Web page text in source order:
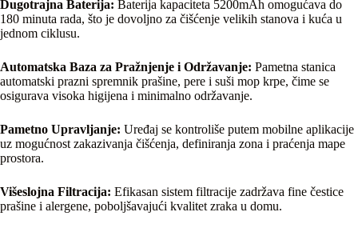
Dugotrajna Baterija: Baterija kapaciteta 5200mAh omogućava do
180 minuta rada, što je dovoljno za čišćenje velikih stanova i kuća u
jednom ciklusu.
Automatska Baza za Pražnjenje i Održavanje: Pametna stanica
automatski prazni spremnik prašine, pere i suši mop krpe, čime se
osigurava visoka higijena i minimalno održavanje.
Pametno Upravljanje: Uređaj se kontroliše putem mobilne aplikacije
uz mogućnost zakazivanja čišćenja, definiranja zona i praćenja mape
prostora.
Višeslojna Filtracija: Efikasan sistem filtracije zadržava fine čestice
prašine i alergene, poboljšavajući kvalitet zraka u domu.